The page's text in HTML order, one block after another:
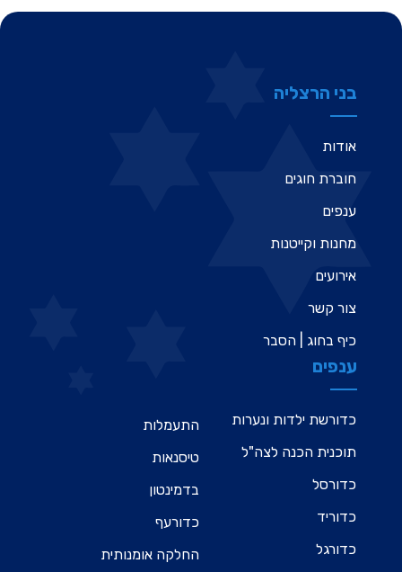
בני הרצליה
אודות
חוברת חוגים
ענפים
מחנות וקייטנות
אירועים
צור קשר
כיף בחוג | הסבר
ענפים
כדורשת ילדות ונערות
תוכנית הכנה לצה"ל
כדורסל
כדוריד
כדורגל
התעמלות
טיסנאות
בדמינטון
כדורעף
החלקה אומנותית